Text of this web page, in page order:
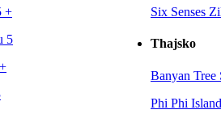
+
5
+
Six Senses
Thajsko
Banyan Tree
Phi Phi